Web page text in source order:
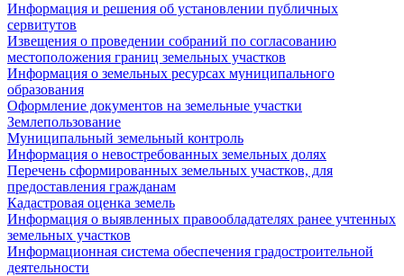
Информация и решения об установлении публичных
сервитутов
Извещения о проведении собраний по согласованию
местоположения границ земельных участков
Информация о земельных ресурсах муниципального
образования
Оформление документов на земельные участки
Землепользование
Муниципальный земельный контроль
Информация о невостребованных земельных долях
Перечень сформированных земельных участков, для
предоставления гражданам
Кадастровая оценка земель
Информация о выявленных правообладателях ранее учтенных
земельных участков
Информационная система обеспечения градостроительной
деятельности